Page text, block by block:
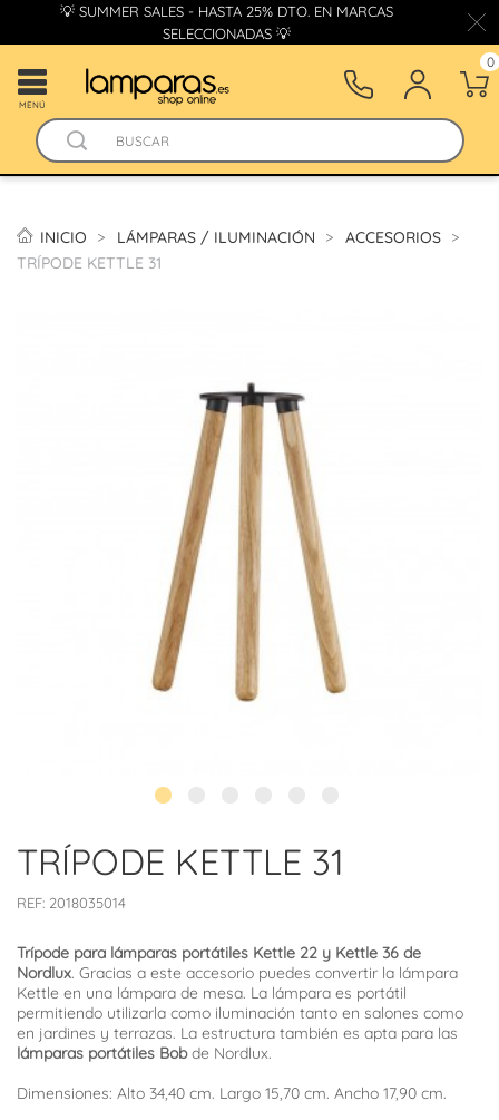
💡 SUMMER SALES - HASTA 25% DTO. EN MARCAS
SELECCIONADAS 💡
MENÚ
0
INICIO LÁMPARAS / ILUMINACIÓN
ACCESORIOS
TRÍPODE KETTLE 31
TRÍPODE KETTLE 31
REF: 2018035014
Trípode para lámparas portátiles Kettle 22 y Kettle 36 de
Nordlux. Gracias a este accesorio puedes convertir la lámpara
Kettle en una lámpara de mesa. La lámpara es portátil
permitiendo utilizarla como iluminación tanto en salones como
en jardines y terrazas. La estructura también es apta para las
lámparas portátiles Bobde Nordlux.
Dimensiones: Alto 34,40 cm. Largo 15,70 cm. Ancho 17,90 cm.